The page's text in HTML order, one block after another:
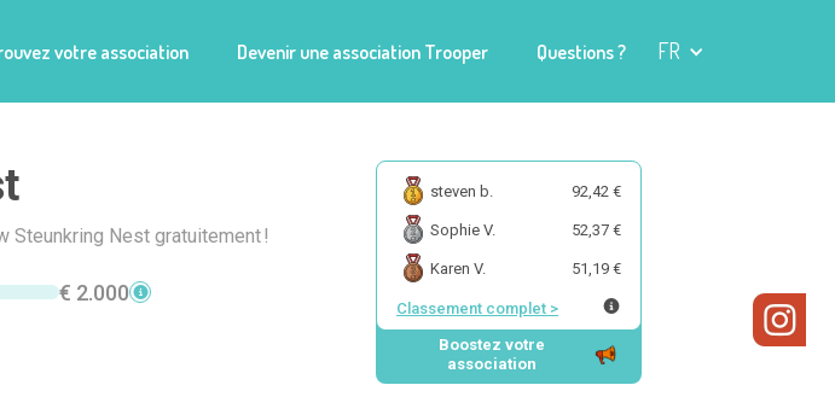
votre association Devenir une association Trooper Questions ? FR
Steunkring Nest gratuitement !
€ 2.000
steven b. 92,42 €
Sophie V. 52,37 €
Karen V. 51,19 €
Classement complet >
Boostez votre
association